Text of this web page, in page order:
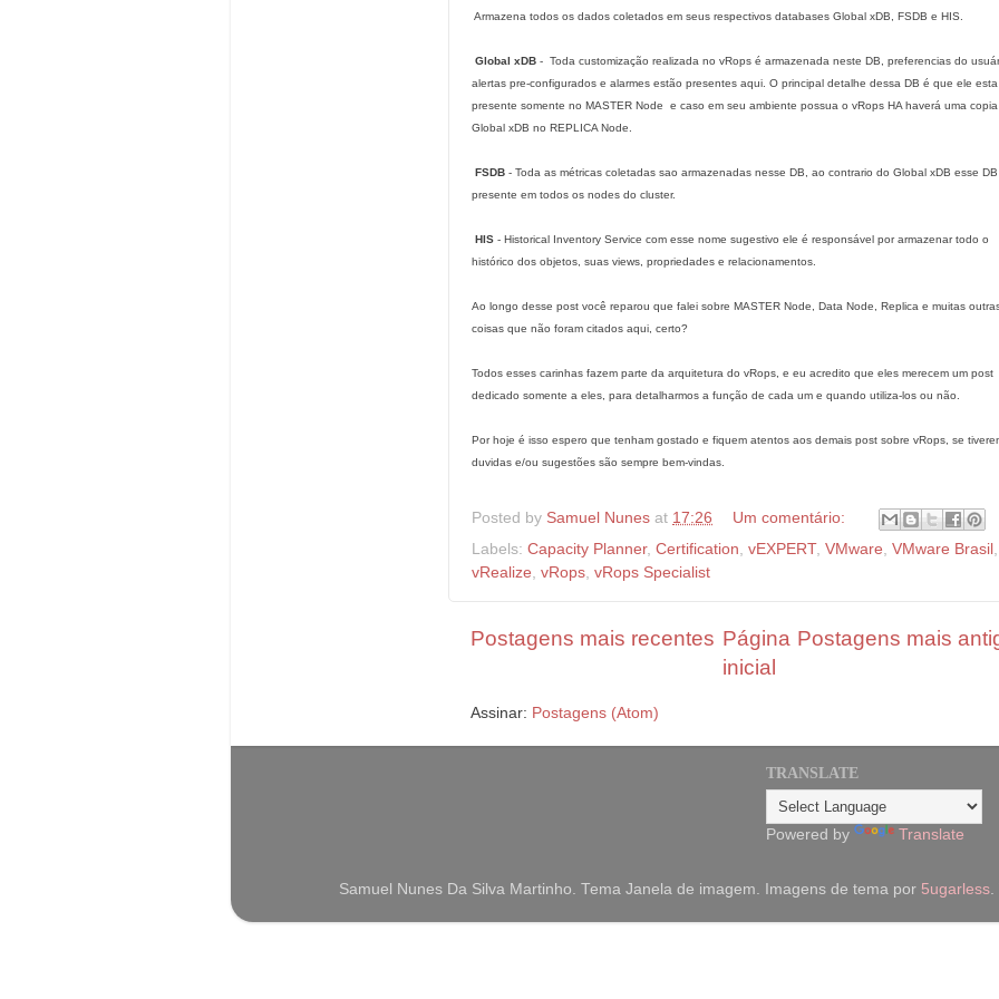
Armazena todos os dados coletados em seus respectivos databases Global xDB, FSDB e HIS.
Global xDB - Toda customização realizada no vRops é armazenada neste DB, preferencias do
alertas pre-configurados e alarmes estão presentes aqui. O principal detalhe dessa DB é que ele esta
presente somente no MASTER Node
e caso em seu ambiente possua o vRops HA haverá uma
Global xDB no REPLICA Node.
FSDB - Toda as métricas coletadas sao armazenadas nesse DB, ao contrario do Global xDB esse
presente em todos os nodes do cluster.
HIS - Historical Inventory Service com esse nome sugestivo ele é responsável por armazenar todo o
histórico dos objetos, suas views, propriedades e relacionamentos.
Ao longo desse post você reparou que falei sobre MASTER Node, Data Node, Replica e muitas
coisas que não foram citados aqui, certo?
Todos esses carinhas fazem parte da arquitetura do vRops, e eu acredito que eles merecem um post
dedicado somente a eles, para detalharmos a função de cada um e quando utiliza-los ou não.
Por hoje é isso espero que tenham gostado e fiquem atentos aos demais post sobre vRops, se
duvidas e/ou sugestões são sempre bem-vindas.
Posted by Samuel Nunes at 17:26
Um comentário:
Labels: Capacity Planner, Certification, vEXPERT, VMware, VMware Brasil ,
vRealize, vRops, vRops Specialist
Postagens mais recentes Postagens mais
Página
inicial
Assinar: Postagens (Atom)
TRANSLATE
Powered by Translate
Samuel Nunes Da Silva Martinho. Tema Janela de imagem. Imagens de tema por 5ugarless.